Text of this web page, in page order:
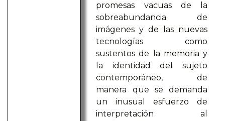
promesas vacuas de la
sobreabundancia de
imágenes y de las nuevas
tecnologías como
sustentos de la memoria y
la identidad del sujeto
contemporáneo, de
manera que se demanda
un inusual esfuerzo de
interpretación al